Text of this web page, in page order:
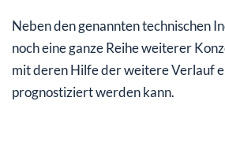
Neben den genannten technischen
noch eine ganze Reihe weiterer
mit deren Hilfe der weitere Verlauf
prognostiziert werden kann.